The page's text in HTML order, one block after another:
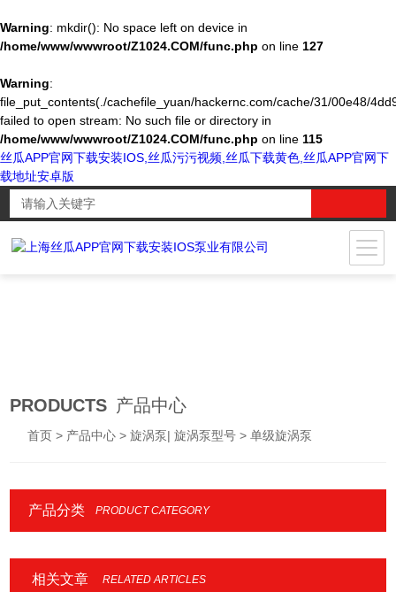
Warning: mkdir(): No space left on device in
/home/www/wwwroot/Z1024.COM/func.php on line 127
Warning:
file_put_contents(./cachefile_yuan/hackernc.com/cache/31/00e48/
failed to open stream: No such file or directory in
/home/www/wwwroot/Z1024.COM/func.php on line 115
丝瓜APP官网下载安装IOS,丝瓜污污视频,丝瓜下载黄色,丝瓜APP官网下
载地址安卓版
PRODUCTS 产品中心
首页 > 产品中心 >旋涡泵| 旋涡泵型号 > 单级旋涡泵
产品分类 PRODUCT CATEGORY
相关文章 RELATED ARTICLES